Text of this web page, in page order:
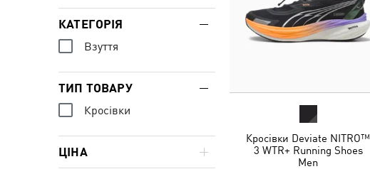
Кросівки Deviate NITRO™
3 WTR+ Running Shoes
Men
КАТЕГОРІЯ
Взуття
ТИП ТОВАРУ
Кросівки
ЦІНА